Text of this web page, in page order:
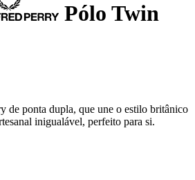
Pólo Twin
de ponta dupla, que une o estilo britânico
inigualável, perfeito para si.